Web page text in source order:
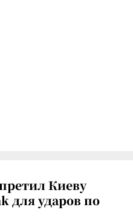
Киеву
для ударов по